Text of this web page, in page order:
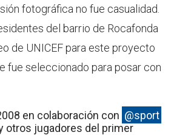
fotográfica no fue casualidad.
del barrio de Rocafonda
de UNICEF para este proyecto
fue seleccionado para posar con
en colaboración con @sport
otros jugadores del primer